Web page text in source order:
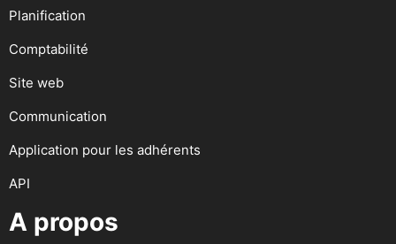
Planification
Comptabilité
Site web
Communication
Application pour les adhérents
API
A propos